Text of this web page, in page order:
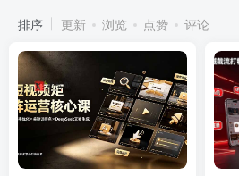
排序 更新 浏览 点赞 评论